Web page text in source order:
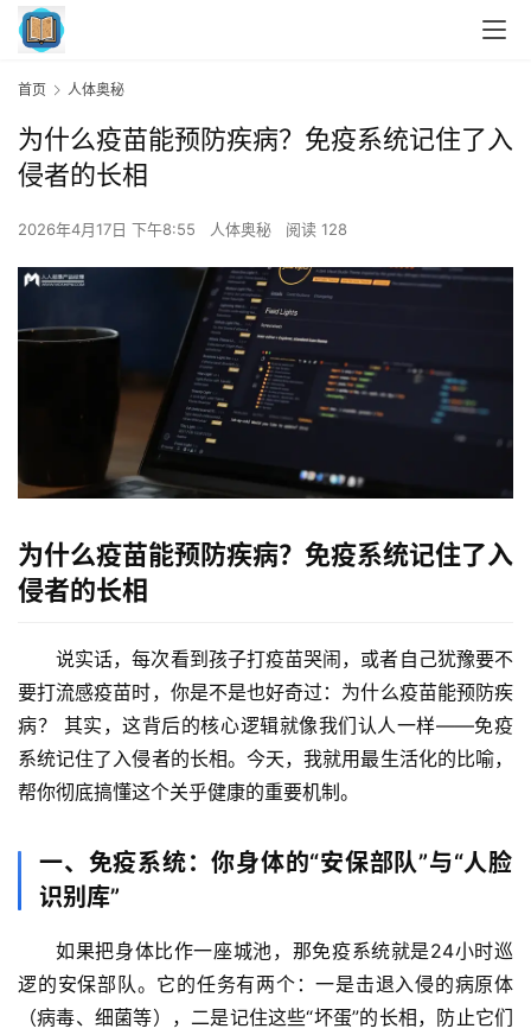
首页 人体奥秘
为什么疫苗能预防疾病？免疫系统记住了入
侵者的长相
2026年4月17日 下午8:55 人体奥秘 阅读 128
为什么疫苗能预防疾病？免疫系统记住了入
侵者的长相
说实话，每次看到孩子打疫苗哭闹，或者自己犹豫要不
要打流感疫苗时，你是不是也好奇过： 为什么疫苗能预防疾
病？
其实，这背后的核心逻辑就像我们认人一样——免疫
系统记住了入侵者的长相。今天，我就用最生活化的比喻，
帮你彻底搞懂这个关乎健康的重要机制。
一、免疫系统：你身体的“安保部队”与“人脸
识别库”
如果把身体比作一座城池，那免疫系统就是24小时巡
逻的安保部队。它的任务有两个：一是击退入侵的病原体
（病毒、细菌等），二是记住这些“坏蛋”的长相，防止它们